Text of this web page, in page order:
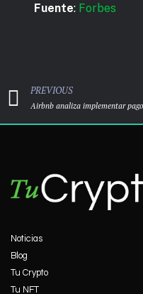
Fuente: Forbes
PREVIOUS
Noticias
Blog
Tu Crypto
Tu NFT